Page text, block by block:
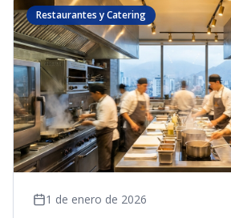
Restaurantes y Catering
1 de enero de 2026